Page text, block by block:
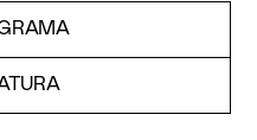
da ETIC